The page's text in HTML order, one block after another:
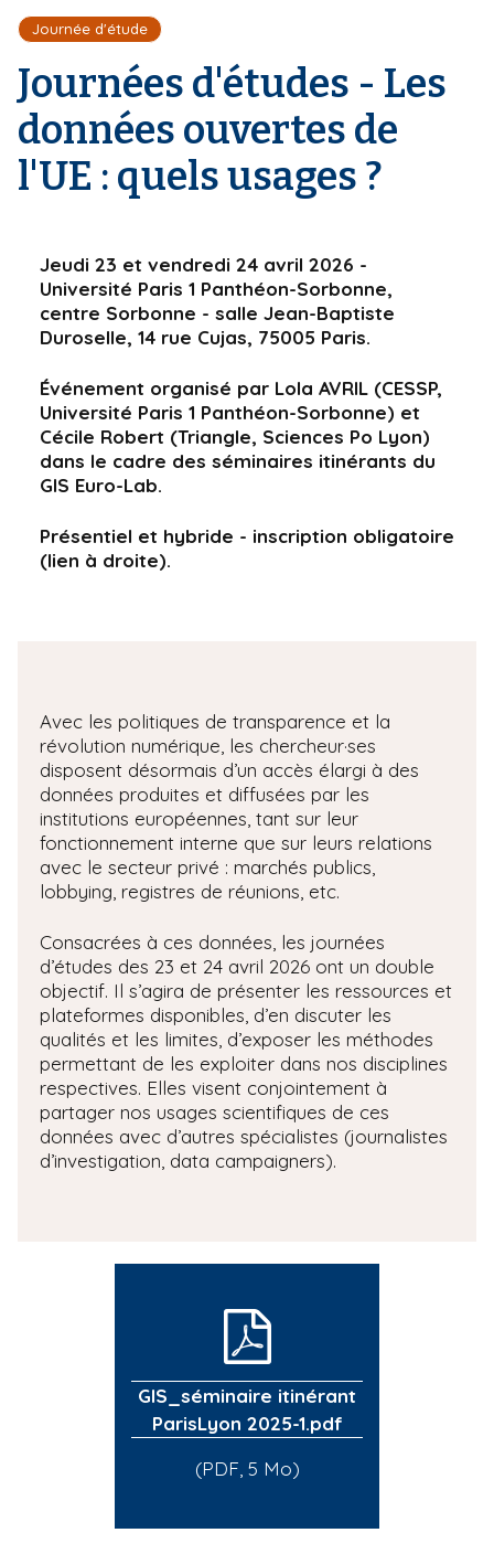
d
'
r
i
a
n
e
Journée d'étude
Journées d'études - Les
données ouvertes de
l'UE : quels usages ?
Jeudi 23 et vendredi 24 avril 2026 -
Université Paris 1 Panthéon-Sorbonne,
centre Sorbonne - salle Jean-Baptiste
Duroselle, 14 rue Cujas, 75005 Paris.
Événement organisé par Lola AVRIL (CESSP,
Université Paris 1 Panthéon-Sorbonne) et
Cécile Robert (Triangle, Sciences Po Lyon)
dans le cadre des séminaires itinérants du
GIS Euro-Lab.
Présentiel et hybride - inscription obligatoire
(lien à droite).
Avec les politiques de transparence et la
révolution numérique, les chercheur·ses
disposent désormais d’un accès élargi à des
données produites et diffusées par les
institutions européennes, tant sur leur
fonctionnement interne que sur leurs relations
avec le secteur privé : marchés publics,
lobbying, registres de réunions, etc.
Consacrées à ces données, les journées
d’études des 23 et 24 avril 2026 ont un double
objectif. Il s’agira de présenter les ressources et
plateformes disponibles, d’en discuter les
qualités et les limites, d’exposer les méthodes
permettant de les exploiter dans nos disciplines
respectives. Elles visent conjointement à
partager nos usages scientifiques de ces
données avec d’autres spécialistes (journalistes
d’investigation, data campaigners).
GIS_séminaire itinérant
ParisLyon 2025-1.pdf
(PDF, 5 Mo)